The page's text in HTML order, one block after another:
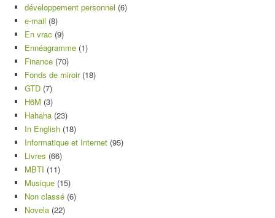
développement personnel (6)
e-mail (8)
En vrac (9)
Ennéagramme (1)
Finance (70)
Fonds de miroir(18)
GTD (7)
H6M (3)
Hahaha (23)
In English (18)
Informatique et Internet (95)
Livres (66)
MBTI (11)
Musique (15)
Non classé (6)
Novela (22)